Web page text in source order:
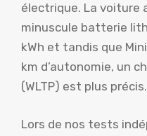
électrique. La voiture
minuscule batterie
kWh et tandis que
km d’autonomie, un
(WLTP) est plus précis.
Lors de nos tests